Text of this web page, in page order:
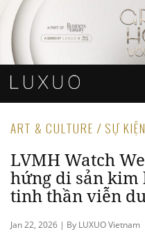
ART & CULTURE / SỰ KIỆN
LVMH Watch
hứng di sản kim
tinh thần viễn
Jan 22, 2026 | By LUXUO Vietnam